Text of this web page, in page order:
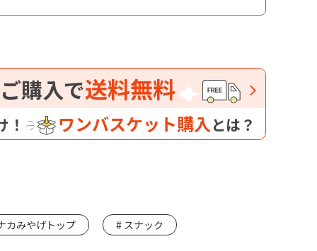
購入で送料無料
！ ワンバスケット購入とは？
カみやげトップ スナック